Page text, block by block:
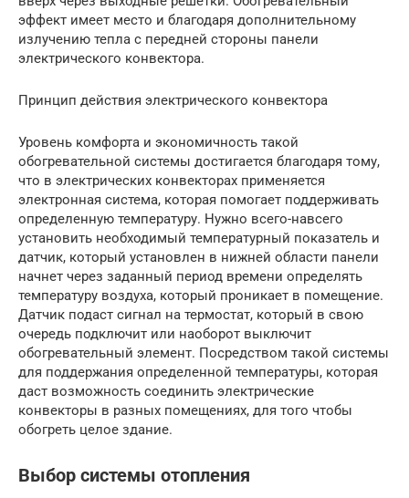
эффект имеет место и благодаря дополнительному
излучению тепла с передней стороны панели
электрического конвектора.
Принцип действия электрического конвектора
Уровень комфорта и экономичность такой
обогревательной системы достигается благодаря тому,
что в электрических конвекторах применяется
электронная система, которая помогает поддерживать
определенную температуру. Нужно всего-навсего
установить необходимый температурный показатель и
датчик, который установлен в нижней области панели
начнет через заданный период времени определять
температуру воздуха, который проникает в помещение.
Датчик подаст сигнал на термостат, который в свою
очередь подключит или наоборот выключит
обогревательный элемент. Посредством такой системы
для поддержания определенной температуры, которая
даст возможность соединить электрические
конвекторы в разных помещениях, для того чтобы
обогреть целое здание.
Выбор системы отопления